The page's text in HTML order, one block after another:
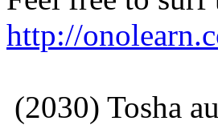
http://
(2030) Tosha